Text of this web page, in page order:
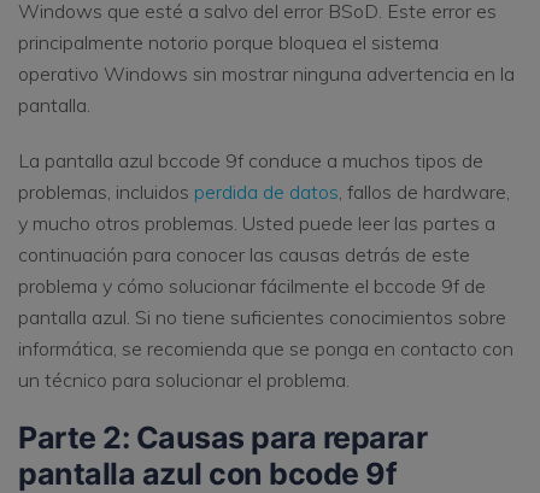
Windows que esté a salvo del error BSoD. Este error es
principalmente notorio porque bloquea el sistema
operativo Windows sin mostrar ninguna advertencia en la
pantalla.
La pantalla azul bccode 9f conduce a muchos tipos de
problemas, incluidos perdida de datos , fallos de hardware,
y mucho otros problemas. Usted puede leer las partes a
continuación para conocer las causas detrás de este
problema y cómo solucionar fácilmente el bccode 9f de
pantalla azul. Si no tiene suficientes conocimientos sobre
informática, se recomienda que se ponga en contacto con
un técnico para solucionar el problema.
Parte 2: Causas para reparar
pantalla azul con bcode 9f